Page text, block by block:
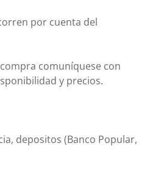
por cuenta del
comuníquese con
y precios.
depositos (Banco Popular,